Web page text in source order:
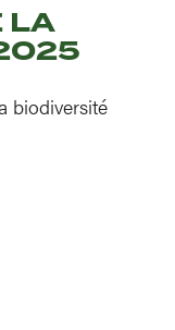
LA
biodiversité